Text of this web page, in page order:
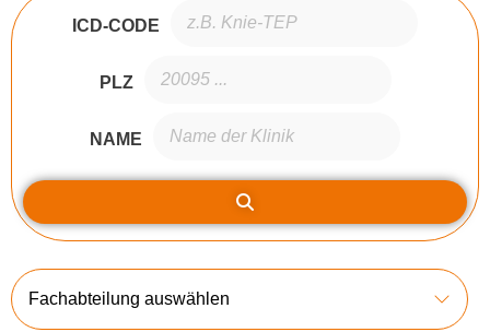
ICD-CODE
PLZ
NAME
Fachabteilung auswählen